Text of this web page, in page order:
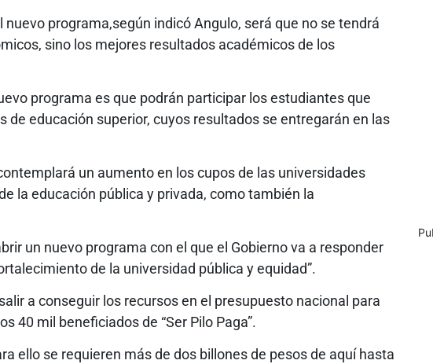
programa,según indicó Angulo, será que no se tendrá
sino los mejores resultados académicos de los
programa es que podrán participar los estudiantes que
de educación superior, cuyos resultados se entregarán en las
un aumento en los cupos de las universidades
la educación pública y privada, como también la
un nuevo programa con el que el Gobierno va a responder
de la universidad pública y equidad”.
a conseguir los recursos en el presupuesto nacional para
40 mil beneficiados de “Ser Pilo Paga”.
ello se requieren más de dos billones de pesos de aquí hasta